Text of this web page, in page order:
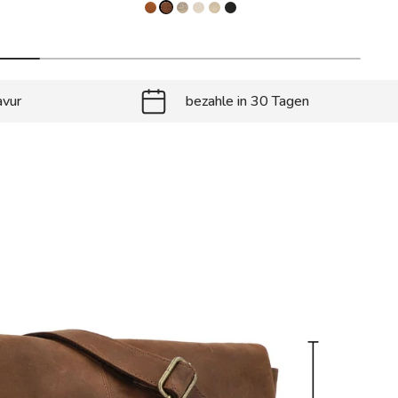
bezahle in 30 Tagen